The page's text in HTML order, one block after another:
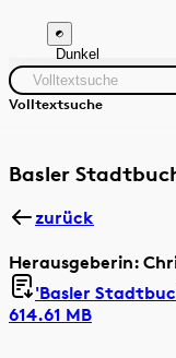
Dunkel
Volltextsuche
Zeitraum
Basler
zurück
Herausgeberin:
'Basler
614.61 MB